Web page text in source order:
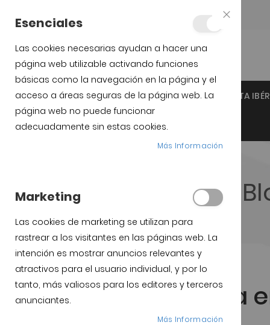
INICIO JAMÓN IBÉRICO DE GUIJUELO PALETA
SOPORTES JAMÓN Y CUCHILLOS
Jamón Ibérico
¿Sabes que se cena
Esenciales
Las cookies necesarias ayudan a hacer una
página web utilizable activando funciones
básicas como la navegación en la página y el
acceso a áreas seguras de la página web. La
página web no puede funcionar
adecuadamente sin estas cookies.
Más Información
Marketing
Las cookies de marketing se utilizan para
rastrear a los visitantes en las páginas web. La
intención es mostrar anuncios relevantes y
atractivos para el usuario individual, y por lo
tanto, más valiosos para los editores y terceros
anunciantes.
Más Información